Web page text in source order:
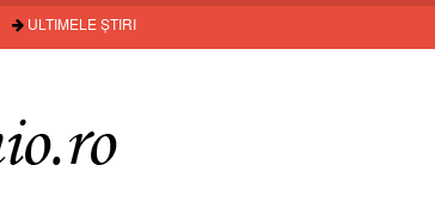
ULTIMELE ȘTIRI